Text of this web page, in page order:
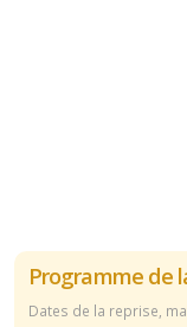
Programme de
Dates de la reprise,